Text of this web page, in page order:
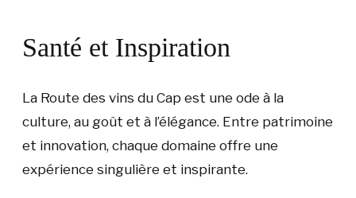
Santé et Inspiration
La Route des vins du Cap est une ode à la
culture, au goût et à l’élégance. Entre patrimoine
et innovation, chaque domaine offre une
expérience singulière et inspirante.